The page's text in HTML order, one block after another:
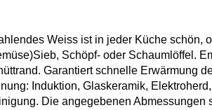
Weiss ist in jeder Küche schön,
Schöpf- oder Schaumlöffel.
Garantiert schnelle Erwärmung
Induktion, Glaskeramik,
Die angegebenen Abmessungen